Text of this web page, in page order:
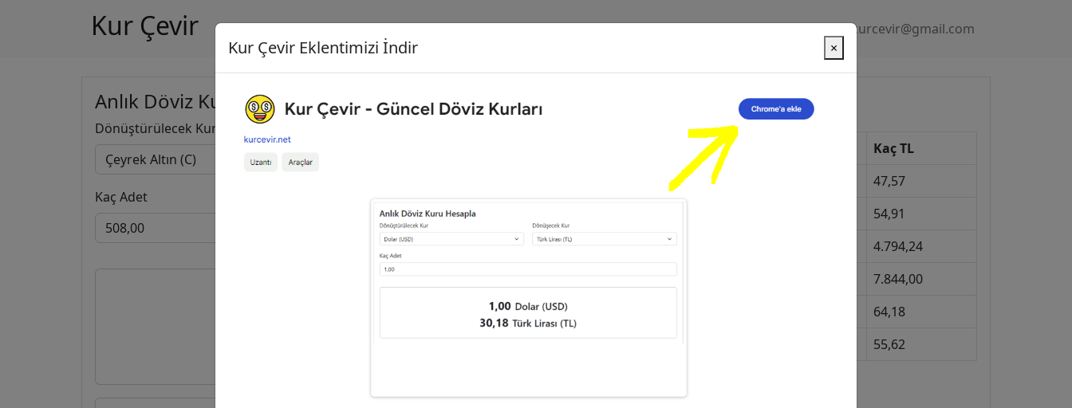
Kur Çevir Gizlilik Politikası kurcevir@gmail.com
Anlık Döviz Kuru Hesapla
Dönüştürülecek Kur
Kaç Adet
Çeyrek Altın (C)
Güncel Kurlar
Kur
Kaç TL
Dolar
47,57
54,91
4.794,24
7.844,00
64,18
55,62
Kur Çevir Eklentimizi İndir ×